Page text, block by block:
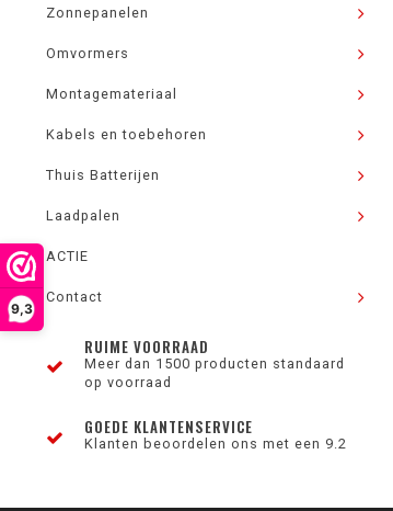
9,3
Zonnepanelen
Omvormers
Montagemateriaal
Kabels en toebehoren
Thuis Batterijen
Laadpalen
ACTIE
Contact
RUIME VOORRAAD
Meer dan 1500 producten standaard
op voorraad
GOEDE KLANTENSERVICE
Klanten beoordelen ons met een 9.2